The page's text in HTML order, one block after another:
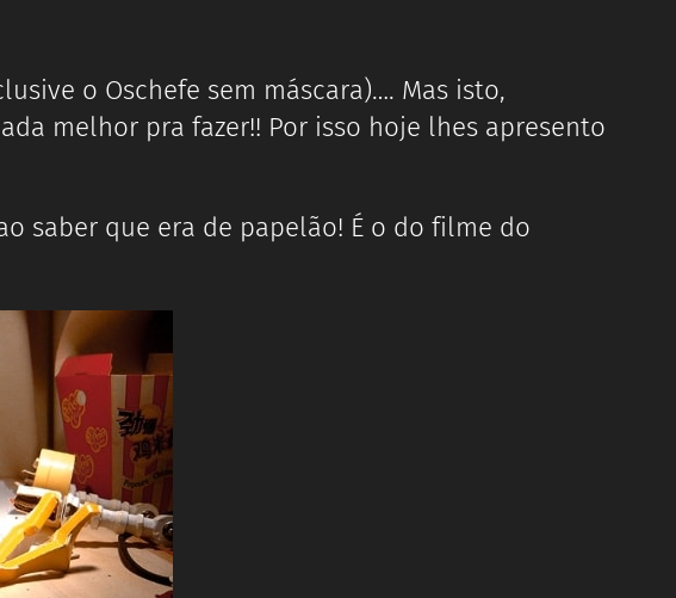
o Oschefe sem máscara)…. Mas isto,
melhor pra fazer!! Por isso hoje lhes apresento
saber que era de papelão! É o do filme do